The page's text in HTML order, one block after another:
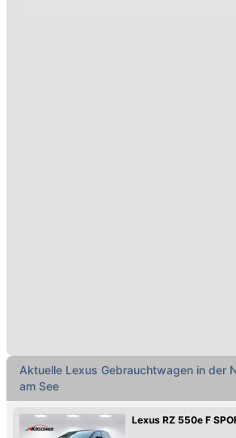
Aktuelle Lexus Gebrauchtwagen in der
am See
Lexus RZ 550e F